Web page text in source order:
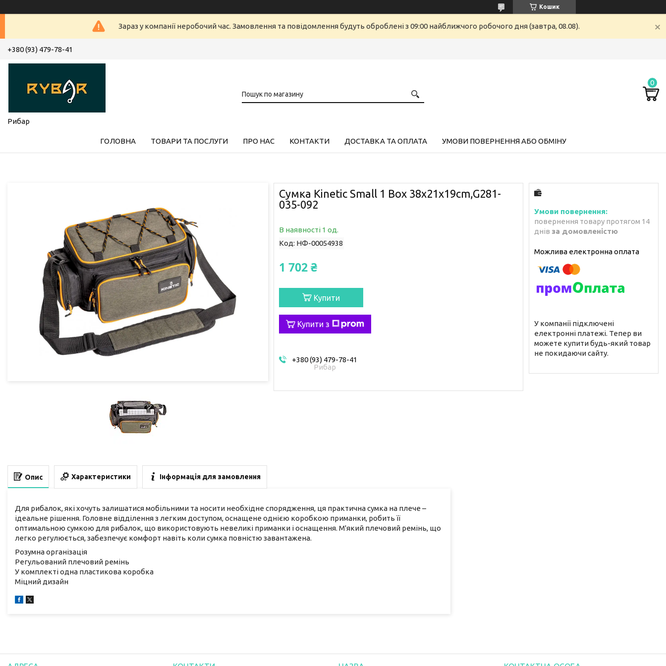
Кошик
Зараз у компанії неробочий час. Замовлення та повідомлення будуть оброблені з 09:00 найближчого робочого дня (завтра, 08.08).
+380 (93) 479-78-41
Рибар
ГОЛОВНА ТОВАРИ ТА ПОСЛУГИ ПРО НАС КОНТАКТИ ДОСТАВКА ТА ОПЛАТА УМОВИ ПОВЕРНЕННЯ АБО ОБМІНУ
Сумка Kinetic Small 1 Box 38x21x19cm,G281-
035-092
В наявності 1 од.
Код: НФ-00054938
1 702 ₴
Купити
Купити з
+380 (93) 479-78-41
Рибар
повернення товару протягом 14
днів за домовленістю
У компанії підключені
електронні платежі. Тепер ви
можете купити будь-який товар
не покидаючи сайту.
Опис Характеристики Інформація для замовлення
Для рибалок, які хочуть залишатися мобільними та носити необхідне спорядження, ця практична сумка на плече –
ідеальне рішення. Головне відділення з легким доступом, оснащене однією коробкою приманки, робить її
оптимальною сумкою для рибалок, що використовують невеликі приманки і оснащення. М'який плечовий ремінь, що
легко регулюється, забезпечує комфорт навіть коли сумка повністю завантажена.
Розумна організація
Регульований плечовий ремінь
У комплекті одна пластикова коробка
Міцний дизайн